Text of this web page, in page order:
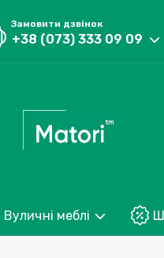
Замовити дзвінок
+38 (073) 333 09 09
Вуличні меблі